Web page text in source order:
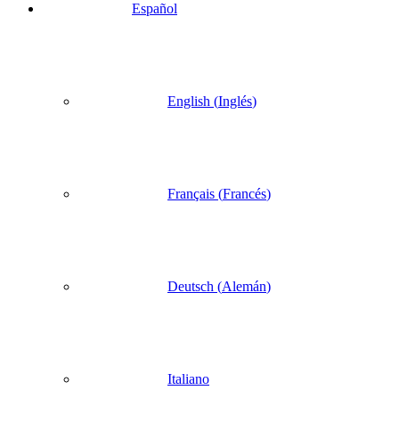
Español
English (Inglés)
Français (Francés)
Deutsch (Alemán)
Italiano